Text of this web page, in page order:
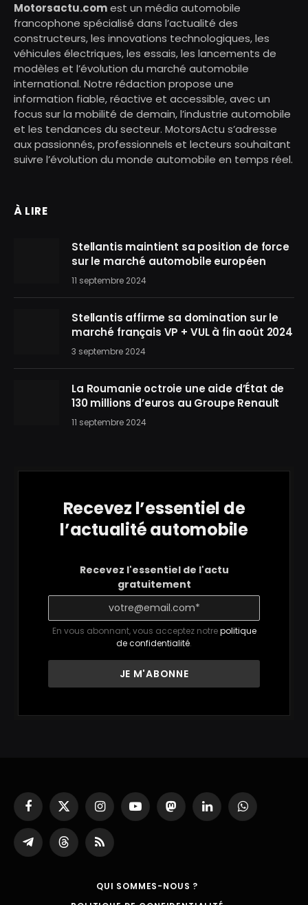
Motorsactu.comest un média automobile
francophone spécialisé dans l’actualité des
constructeurs, les innovations technologiques, les
véhicules électriques, les essais, les lancements de
modèles et l’évolution du marché automobile
international. Notre rédaction propose une
information fiable, réactive et accessible, avec un
focus sur la mobilité de demain, l’industrie automobile
et les tendances du secteur. MotorsActu s’adresse
aux passionnés, professionnels et lecteurs souhaitant
suivre l’évolution du monde automobile en temps réel.
À LIRE
Stellantis maintient sa position de force
sur le marché automobile européen
11 septembre 2024
Stellantis affirme sa domination sur le
marché français VP + VUL à fin août 2024
3 septembre 2024
La Roumanie octroie une aide d’État de
130 millions d’euros au Groupe Renault
11 septembre 2024
Recevez l’essentiel de
l’actualité automobile
Recevez l'essentiel de l'actu
gratuitement
En vous abonnant, vous acceptez notrepolitique
de confidentialité.
Facebook
X
(Twitter)
InstagramYouTubeMastodonLinkedInWhatsApp
Partager
sur
ThreadsRSS
QUI SOMMES-NOUS ?